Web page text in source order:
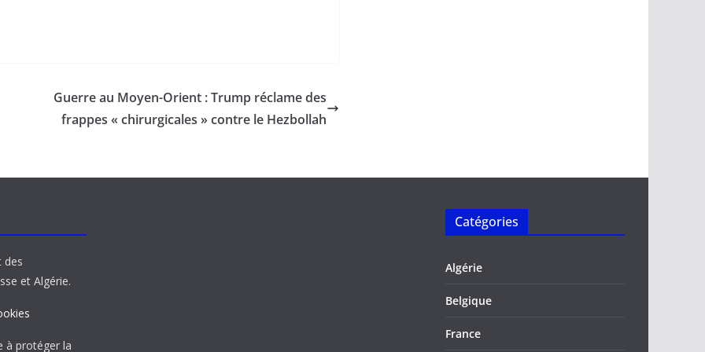
Guerre au Moyen-Orient : Trump réclame des
frappes « chirurgicales » contre le Hezbollah
des
et Algérie.
à protéger la
Catégories
Algérie
Belgique
France